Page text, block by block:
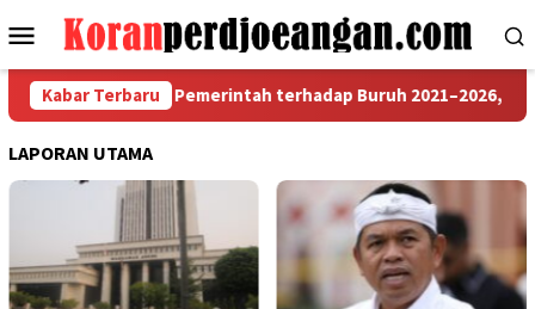
ke
Menu
Mobile
Kabar Terbaru
Arah Kebijakan Pemerintah terhadap Buruh 2021–2026,
LAPORAN UTAMA